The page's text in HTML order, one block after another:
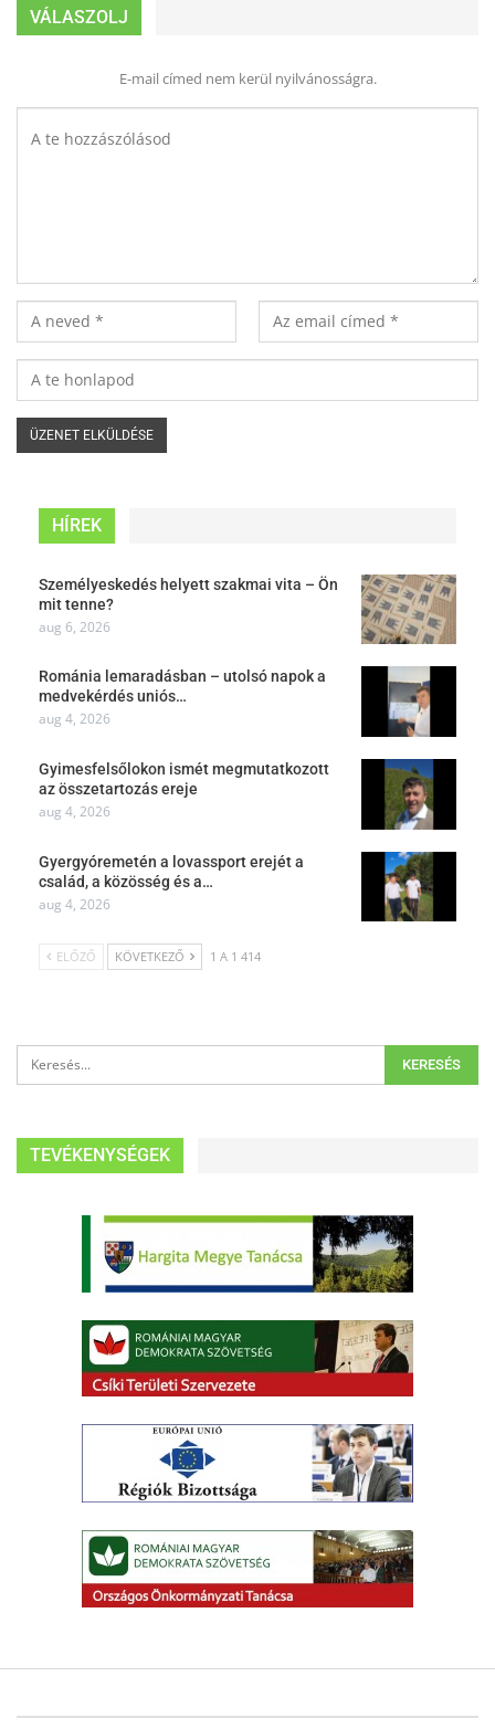
VÁLASZOLJ
E-mail címed nem kerül nyilvánosságra.
HÍREK
Személyeskedés helyett szakmai vita – Ön
mit tenne?
aug 6, 2026
Románia lemaradásban – utolsó napok a
medvekérdés uniós…
aug 4, 2026
Gyimesfelsőlokon ismét megmutatkozott
az összetartozás ereje
aug 4, 2026
Gyergyóremetén a lovassport erejét a
család, a közösség és a…
aug 4, 2026
ELŐZŐ KÖVETKEZŐ 1 A 1 414
TEVÉKENYSÉGEK